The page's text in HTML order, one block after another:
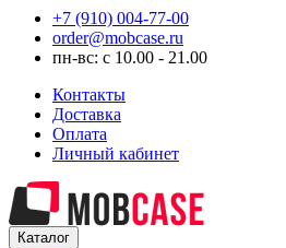
+7 (910) 004-77-00
order@mobcase.ru
пн-вс: с 10.00 - 21.00
Контакты
Доставка
Оплата
Личный кабинет
Каталог